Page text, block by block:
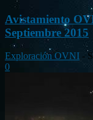
Avistamiento
Septiembre 2015
Exploración OVNI -
0